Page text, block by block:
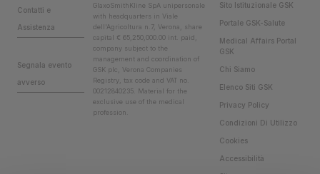
Contatti e
Assistenza
Segnala evento
avverso
GlaxoSmithKline SpA unipersonale
with headquarters in Viale
dell'Agricoltura n.7, Verona, share
capital € 65,250,000.00 int. paid,
company subject to the
management and coordination of
GSK plc, Verona Companies
Registry, tax code and VAT no.
00212840235. Material for the
exclusive use of the medical
profession.
Sito Istituzionale GSK
Portale GSK-Salute
Medical Affairs Portal
GSK
Chi Siamo
Elenco Siti GSK
Privacy Policy
Condizioni Di Utilizzo
Cookies
Accessibilità